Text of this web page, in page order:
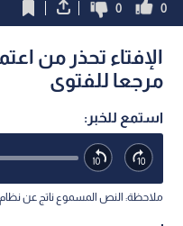
0
0
الإفتاء تحذر من
مرجعا للفتوى
استمع للخبر:
ملاحظة: النص المسموع ناتج عن نظام